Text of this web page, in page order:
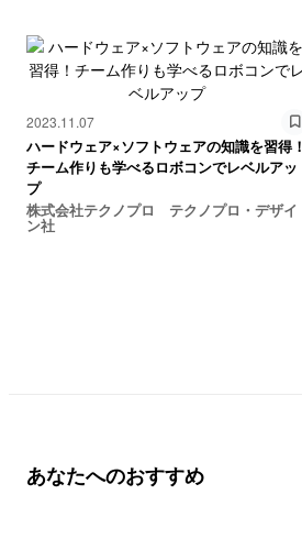
2023.11.07
ハードウェア×ソフトウェアの知識を習得！
チーム作りも学べるロボコンでレベルアッ
プ
株式会社テクノプロ テクノプロ・デザイ
ン社
あなたへのおすすめ